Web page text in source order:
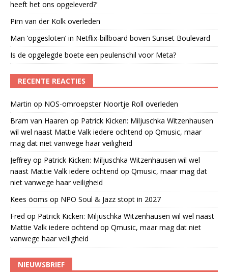
heeft het ons opgeleverd?’
Pim van der Kolk overleden
Man ‘opgesloten’ in Netflix-billboard boven Sunset Boulevard
Is de opgelegde boete een peulenschil voor Meta?
RECENTE REACTIES
Martin op NOS-omroepster Noortje Roll overleden
Bram van Haaren op Patrick Kicken: Miljuschka Witzenhausen
wil wel naast Mattie Valk iedere ochtend op Qmusic, maar
mag dat niet vanwege haar veiligheid
Jeffrey op Patrick Kicken: Miljuschka Witzenhausen wil wel
naast Mattie Valk iedere ochtend op Qmusic, maar mag dat
niet vanwege haar veiligheid
Kees öoms op NPO Soul & Jazz stopt in 2027
Fred op Patrick Kicken: Miljuschka Witzenhausen wil wel naast
Mattie Valk iedere ochtend op Qmusic, maar mag dat niet
vanwege haar veiligheid
NIEUWSBRIEF